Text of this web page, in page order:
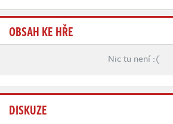
OBSAH KE HŘE
Nic tu není :(
DISKUZE